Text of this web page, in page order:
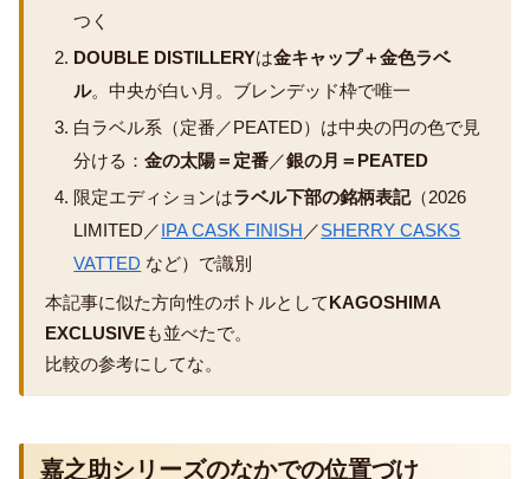
つく
DOUBLE DISTILLERYは金キャップ＋金色ラベ
ル。中央が白い月。ブレンデッド枠で唯一
白ラベル系（定番／PEATED）は中央の円の色で見
分ける：金の太陽＝定番／銀の月＝PEATED
限定エディションはラベル下部の銘柄表記（2026
LIMITED／IPA CASK FINISH ／SHERRY CASKS
VATTED など）で識別
本記事に似た方向性のボトルとして KAGOSHIMA
EXCLUSIVEも並べたで。
比較の参考にしてな。
嘉之助シリーズのなかでの位置づけ